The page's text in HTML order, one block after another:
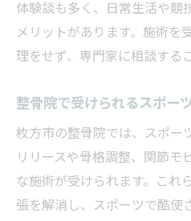
体験談も多く、日常生活や競
メリットがあります。施術を
理をせず、専門家に相談する
整骨院で受けられるスポー
枚方市の整骨院では、スポー
リリースや骨格調整、関節モ
な施術が受けられます。これ
張を解消し、スポーツで酷使